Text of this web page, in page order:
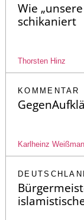
Wie
schikaniert
Thorsten Hinz
KOMMENTAR
Karlheinz